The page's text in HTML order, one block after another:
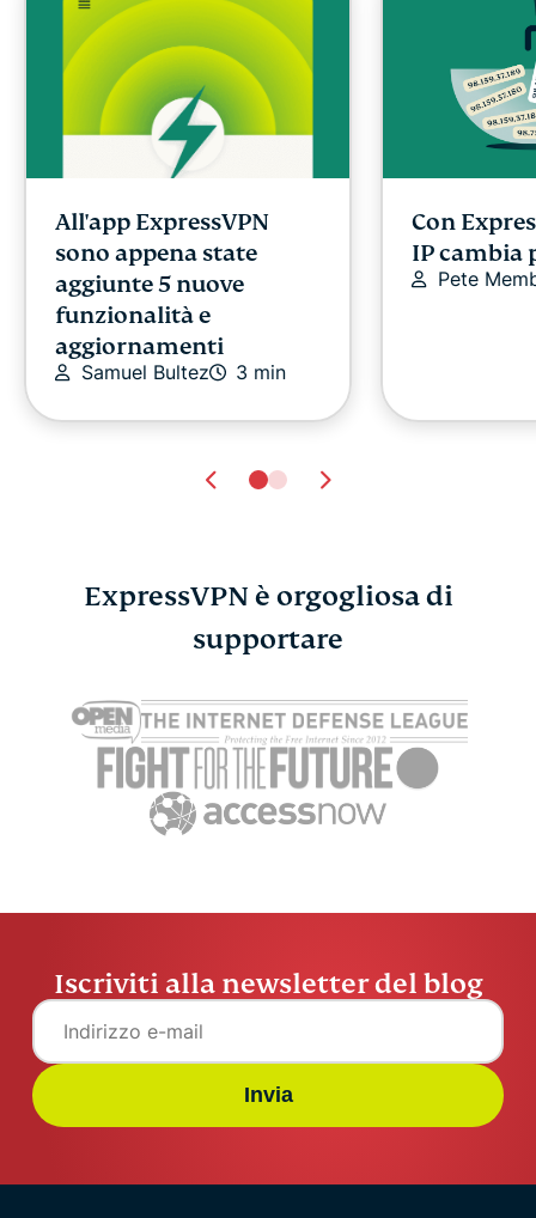
All'app ExpressVPN
sono appena state
aggiunte 5 nuove
funzionalità e
aggiornamenti
Samuel Bultez 3 min
Con
IP cambia
Pete
Il miglior blocco dei
Mac e iOS
ExpressVPN 6 min
ExpressVPN è orgogliosa di
supportare
Iscriviti alla newsletter del blog
Invia